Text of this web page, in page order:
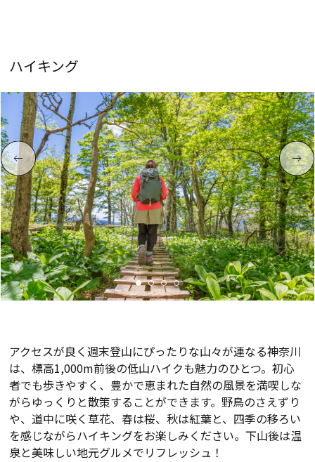
ハイキング
アクセスが良く週末登山にぴったりな山々が連なる神奈川
は、標高1,000m前後の低山ハイクも魅力のひとつ。初心
者でも歩きやすく、豊かで恵まれた自然の風景を満喫しな
がらゆっくりと散策することができます。野鳥のさえずり
や、道中に咲く草花、春は桜、秋は紅葉と、四季の移ろい
を感じながらハイキングをお楽しみください。下山後は温
泉と美味しい地元グルメでリフレッシュ！